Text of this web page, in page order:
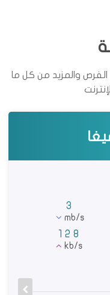
الفرص والمزيد من كل ما